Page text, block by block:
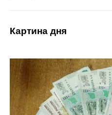
Картина дня